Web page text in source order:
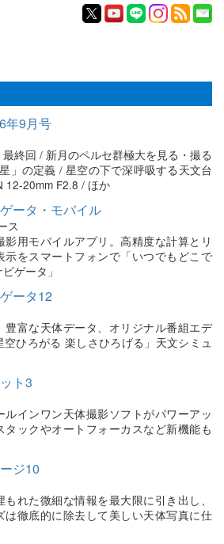
年9月号
最終回 / 新月のペルセ群極大を見る・撮る
」の定義 / 星空の下で深呼吸する天文台
12-20mm F2.8 / ほか
ータ・モバイル
ス
影用モバイルアプリ。高精度な計算とリ
示をスマートフォンで「いつでもどこで
ゲータ」
ータ12
豊富な天体データ、オリジナル番組エデ
空ひろがる 楽しさひろげる」天文シミュ
ト3
ルインワン天体撮影ソフトがパワーアッ
タックやオートフォーカスなど新機能も
ジ10
もれた微細な情報を最大限に引き出し、
は徹底的に除去して美しい天体写真に仕